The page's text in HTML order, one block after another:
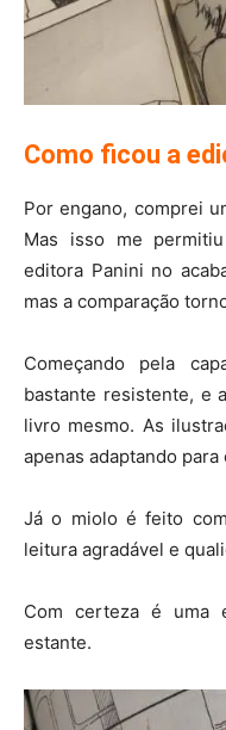
Como ficou a
Por engano, comprei
Mas isso me
editora Panini no
mas a comparação
Começando pela
bastante resistente, e
livro mesmo. As
apenas adaptando para
Já o miolo é feito
leitura agradável e
Com certeza é uma
estante.